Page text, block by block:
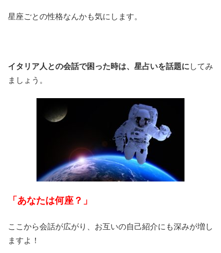
星座ごとの性格なんかも気にします。
イタリア人との会話で困った時は、星占いを話題に してみ
ましょう。
「あなたは何座？」
ここから会話が広がり、お互いの自己紹介にも深みが増し
ますよ！